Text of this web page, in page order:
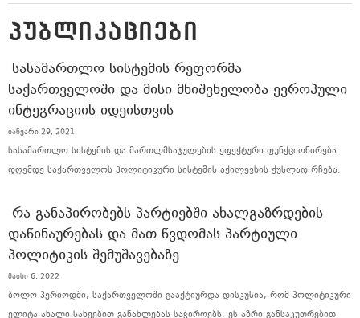
ᲞᲣᲑᲚᲘᲙᲐᲪᲘᲔᲑᲘ
ᲡᲐᲡᲐᲛᲐᲠᲗᲚᲝ ᲡᲘᲡᲢᲔᲛᲘᲡ ᲠᲔᲤᲝᲠᲛᲐ
ᲡᲐᲥᲐᲠᲗᲕᲔᲚᲝᲨᲘ ᲓᲐ ᲛᲘᲡᲘ ᲛᲜᲘᲨᲕᲜᲔᲚᲝᲑᲐ ᲔᲕᲠᲝᲞᲣᲚᲘ
ᲘᲜᲢᲔᲒᲠᲐᲪᲘᲘᲡ ᲘᲓᲔᲘᲡᲗᲕᲘᲡ
იანვარი 29, 2021
სასამართლო სისტემის და მართლმსაჯულების ეფექტური ფუნქციონირება
დღემდე საქართველოს პოლიტიკური სისტემის აქილევსის ქუსლად რჩება.
ᲠᲐ ᲒᲐᲜᲐᲞᲘᲠᲝᲑᲔᲑᲡ ᲞᲐᲠᲢᲘᲔᲑᲨᲘ ᲐᲮᲐᲚᲒᲐᲖᲠᲓᲔᲑᲘᲡ
ᲓᲐᲬᲘᲜᲐᲣᲠᲔᲑᲐᲡ ᲓᲐ ᲛᲐᲗ ᲬᲕᲓᲝᲛᲐᲡ ᲞᲐᲠᲢᲘᲣᲚᲘ
ᲞᲝᲚᲘᲢᲘᲙᲘᲡ ᲨᲔᲛᲣᲨᲐᲕᲔᲑᲐᲖᲔ
მაისი 6, 2022
ბოლო პერიოდში, საქართველოში გააქტიურდა დისკუსია, რომ პოლიტიკური
ელიტა ახალი სახეებით განახლებას საჭიროებს. ეს აზრი განსაკუთრებით